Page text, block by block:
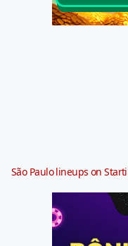
São Paulo lineups on